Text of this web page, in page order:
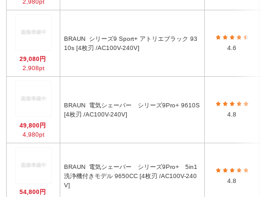
2,980pt
29,080円
2,908pt
BRAUN
10s [4枚刃 /AC100V-240V]
4.6
49,800円
4,980pt
BRAUN
[4枚刃 /AC100V-240V]
4.8
54,800円
BRAUN
洗浄機付きモデル 9650CC [4枚刃 /AC100V-240
V]
4.8